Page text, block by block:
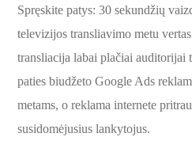
Spręskite patys: 30 sekundžių
televizijos transliavimo metu
transliacija labai plačiai
paties biudžeto Google Ads
metams, o reklama internete
susidomėjusius lankytojus.